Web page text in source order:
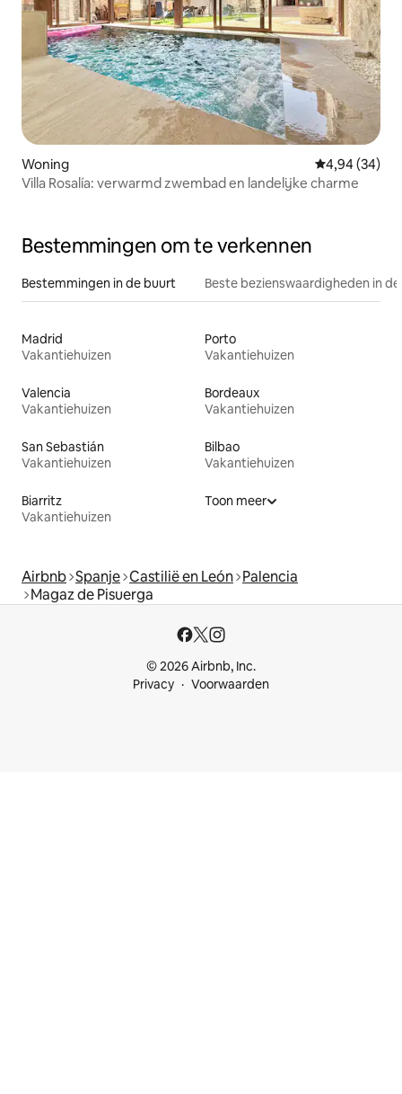
Woning Gemiddelde
4,94 (34)
Villa Rosalía: verwarmd zwembad en landelijke charme
Bestemmingen om te verkennen
Bestemmingen in de buurt Beste bezienswaardigheden in
Madrid
Vakantiehuizen
Porto
Vakantiehuizen
Valencia
Vakantiehuizen
Bordeaux
Vakantiehuizen
San Sebastián
Vakantiehuizen
Bilbao
Vakantiehuizen
Biarritz
Vakantiehuizen
Toon meer
Airbnb Spanje Castilië en León Palencia
Magaz de Pisuerga
© 2026 Airbnb, Inc.
Privacy
Voorwaarden